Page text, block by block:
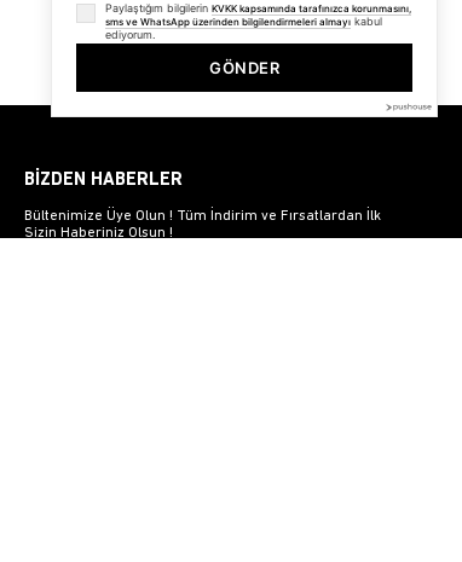
BİZDEN HABERLER
Bültenimize Üye Olun ! Tüm İndirim ve Fırsatlardan İlk
Sizin Haberiniz Olsun !
Paylaştığım bilgilerin KVKK kapsamında tarafınızca korunmasını,
sms ve WhatsApp üzerinden bilgilendirmeleri almayı kabul
ediyorum.
GÖNDER